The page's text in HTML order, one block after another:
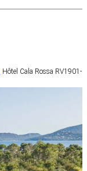
Hôtel Cala Rossa RV1901-